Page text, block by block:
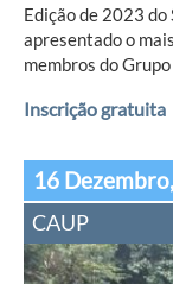
Edição de 2023
apresentado o
membros do
Inscrição gratuita
16
CAUP